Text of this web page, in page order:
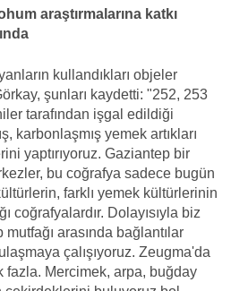
araştırmalarına katkı
kullandıkları objeler
şunları kaydetti: "252, 253
tarafından işgal edildiği
karbonlaşmış yemek artıkları
yaptırıyoruz. Gaziantep bir
bu coğrafya sadece bugün
farklı yemek kültürlerinin
coğrafyalardır. Dolayısıyla biz
arasında bağlantılar
çalışıyoruz. Zeugma'da
fazla. Mercimek, arpa, buğday